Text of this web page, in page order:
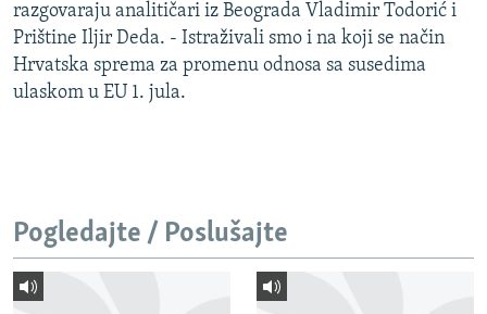
NASTANAK I RASPAD JUGOSLAVIJE
razgovaraju analitičari iz Beograda Vladimir Todorić i
Prištine Iljir Deda. - Istraživali smo i na koji se način
Hrvatska sprema za promenu odnosa sa susedima
ulaskom u EU 1. jula.
Pogledajte / Poslušajte